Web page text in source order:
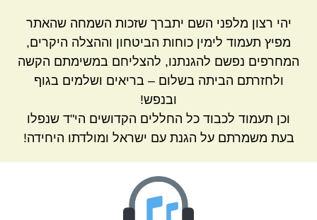
יהי רצון מלפני השם יתברך שזכות השמחה שהאתר
מפיץ תעמוד לימין כוחות הביטחון וההצלה היקרים,
המחרפים נפשם להגנתנו, להצליחם במשימתם הקשה
ולחזרתם הביתה בשלום – בריאים ושלמים בגוף
ובנפש!
וכן תעמוד לכבוד כל החללים הקדושים הי"ד שנפלו
בעת משמרתם על הגנת עם ישראל ומולדתו היחידה!